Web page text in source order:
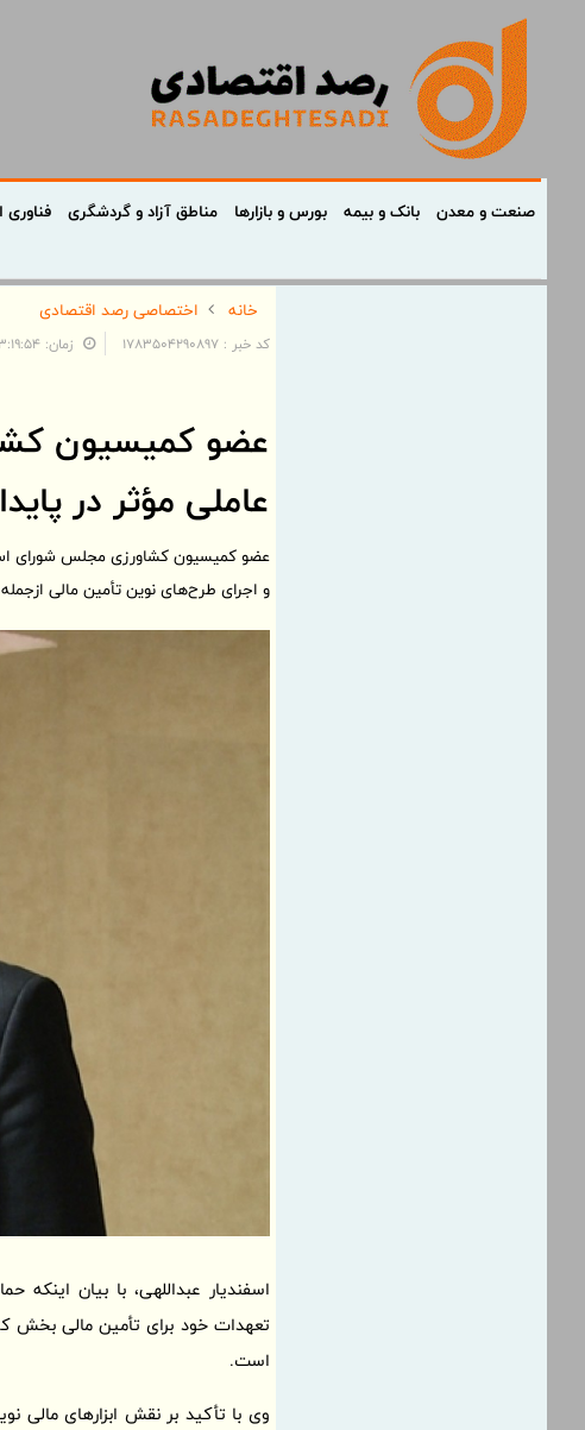
صنعت و معدن بانک و بیمه بورس و بازارها مناطق آزاد و گردشگری فناوری
خانه
اختصاصی رصد اقتصادی
کد خبر : 1783504290897 زمان: ۱۳:۱۹:۵۴ - تاریخ: ۱۴۰۵/۰۴/۱۷
عضو کمیسیون
عاملی مؤثر در
عضو کمیسیون کشاورزی مجلس شورای
و اجرای طرح‌های نوین تأمین مالی
اسفندیار عبداللهی، با بیان
تعهدات خود برای تأمین مالی بخش
است.
وی با تأکید بر نقش ابزارهای مالی